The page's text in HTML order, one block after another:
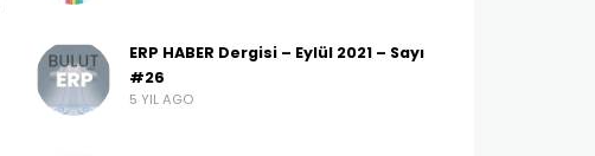
ERP HABER Dergisi – Eylül 2021 – Sayı
#26
5 YIL AGO